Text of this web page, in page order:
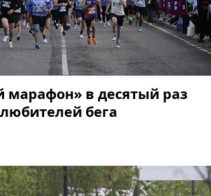
марафон» в десятый раз
бега